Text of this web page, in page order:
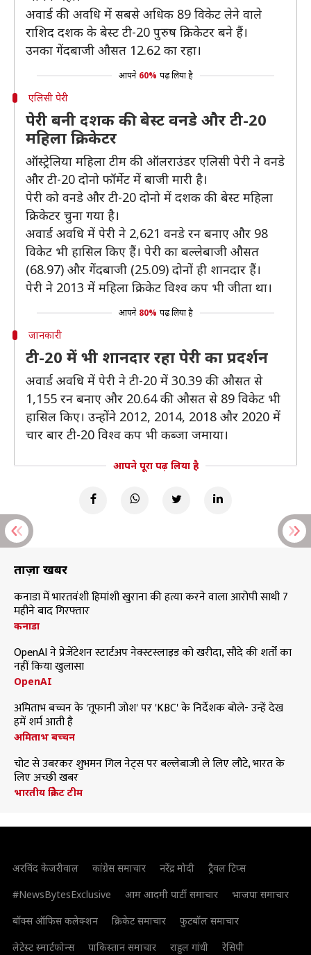
अवार्ड की अवधि में सबसे अधिक 89 विकेट लेने वाले
राशिद दशक के बेस्ट टी-20 पुरुष क्रिकेटर बने हैं।
उनका गेंदबाजी औसत 12.62 का रहा।
आपने 60% पढ़ लिया है
एलिसी पेरी
पेरी बनी दशक की बेस्ट वनडे और टी-20
महिला क्रिकेटर
ऑस्ट्रेलिया महिला टीम की ऑलराउंडर एलिसी पेरी ने वनडे
और टी-20 दोनो फॉर्मेट में बाजी मारी है।
पेरी को वनडे और टी-20 दोनो में दशक की बेस्ट महिला
क्रिकेटर चुना गया है।
अवार्ड अवधि में पेरी ने 2,621 वनडे रन बनाए और 98
विकेट भी हासिल किए हैं। पेरी का बल्लेबाजी औसत
(68.97) और गेंदबाजी (25.09) दोनों ही शानदार हैं।
पेरी ने 2013 में महिला क्रिकेट विश्व कप भी जीता था।
आपने 80% पढ़ लिया है
जानकारी
टी-20 में भी शानदार रहा पेरी का प्रदर्शन
अवार्ड अवधि में पेरी ने टी-20 में 30.39 की औसत से
1,155 रन बनाए और 20.64 की औसत से 89 विकेट भी
हासिल किए। उन्होंने 2012, 2014, 2018 और 2020 में
चार बार टी-20 विश्व कप भी कब्जा जमाया।
आपने पूरा पढ़ लिया है
ताज़ा खबरें
कनाडा में भारतवंशी हिमांशी खुराना की हत्या करने वाला आरोपी साथी 7
महीने बाद गिरफ्तार
कनाडा
OpenAI ने प्रेजेंटेशन स्टार्टअप नेक्स्टस्लाइड को खरीदा, सौदे की शर्तों का
नहीं किया खुलासा
OpenAI
अमिताभ बच्चन के 'तूफानी जोश' पर 'KBC' के निर्देशक बोले- उन्हें देख
हमें शर्म आती है
अमिताभ बच्चन
चोट से उबरकर शुभमन गिल नेट्स पर बल्लेबाजी ले लिए लौटे, भारत के
लिए अच्छी खबर
भारतीय क्रिकेट टीम
अरविंद केजरीवाल कांग्रेस समाचार नरेंद्र मोदी
ट्रैवल टिप्स
#NewsBytesExclusive
आम आदमी पार्टी समाचार
भाजपा समाचार
बॉक्स ऑफिस कलेक्शन
क्रिकेट समाचार
फुटबॉल समाचार
लेटेस्ट स्मार्टफोन्स
पाकिस्तान समाचार राहुल गांधी रेसिपी